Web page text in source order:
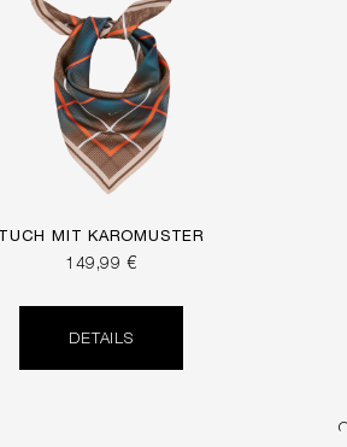
TUCH MIT KAROMUSTER
149,99 €
DETAILS